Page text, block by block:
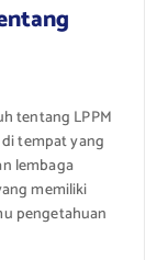
tentang LPPM
tempat yang
lembaga
memiliki
pengetahuan